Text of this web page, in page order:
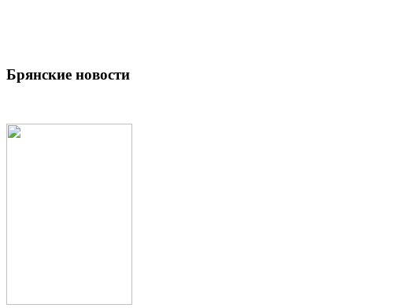
Брянские новости